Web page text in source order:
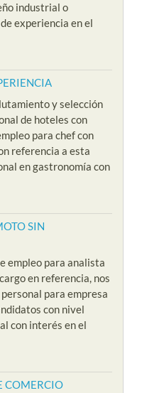
industrial o
experiencia en el
y selección
de hoteles con
para chef con
referencia a esta
en gastronomía con
SIN
empleo para analista
en referencia, nos
para empresa
con nivel
con interés en el
COMERCIO